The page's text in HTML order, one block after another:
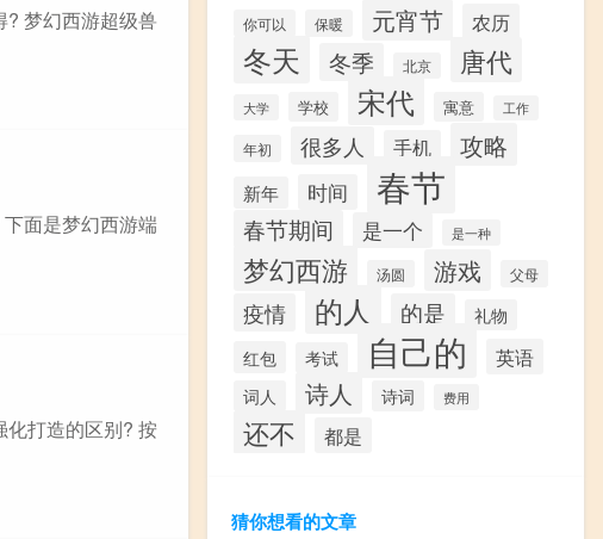
? 梦幻西游超级兽
面是梦幻西游端
化打造的区别? 按
你可以 保暖 元宵节 农历
冬天 冬季 北京 唐代
大学 学校 宋代 寓意 工作
年初 很多人 手机 攻略
新年 时间 春节
春节期间 是一个 是一种
梦幻西游 汤圆 游戏 父母
疫情 的人 的是 礼物
红包 考试 自己的 英语
词人 诗人 诗词 费用
还不 都是
猜你想看的文章